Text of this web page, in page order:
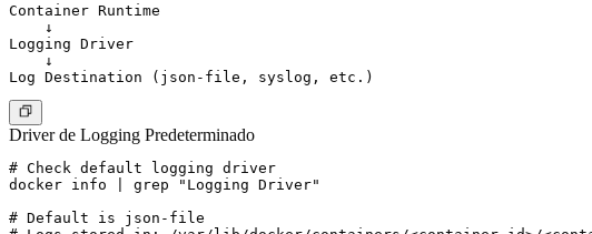
Container Runtime
    ↓
Logging Driver
    ↓
Driver de Logging Predeterminado
# Check default logging driver
docker info | grep "Logging Driver"
# Default is json-file